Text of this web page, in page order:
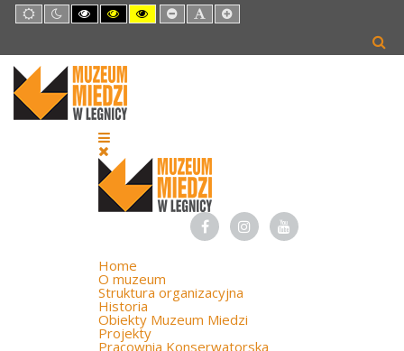
Default
mode
Night
mode
High
Contrast
mode
High
Contrast
mode
High
Contrast
mode
Set
Smaller
Set
Default
Set
Larger
Home
O muzeum
Struktura organizacyjna
Historia
Obiekty Muzeum Miedzi
Projekty
Pracownia Konserwatorska